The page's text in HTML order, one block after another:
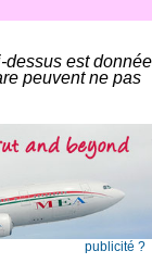
dessus est donnée
peuvent ne pas
publicité ?